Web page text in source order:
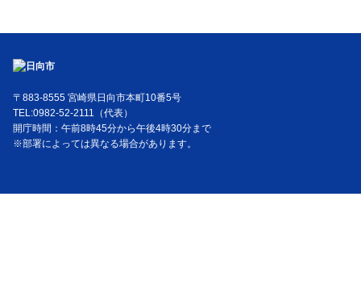
〒883-8555 宮崎県日向市本町10番5号
TEL:0982-52-2111（代表）
開庁時間：午前8時45分から午後4時30分まで
※部署によっては異なる場合があります。